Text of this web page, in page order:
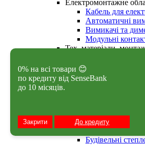
Електромонтажне
Кабель для
Автоматичні
Вимикачі та
Модульні
Тех. матеріали,
Пакети із
Термоусадка,
Тех. хімія
Одяг, взуття та
Ящики, сумки
Щипці,
Набори
Будівельні
0% на всі товари 😊
по кредиту від SenseBank
до 10 місяців.
Закрити До кредиту